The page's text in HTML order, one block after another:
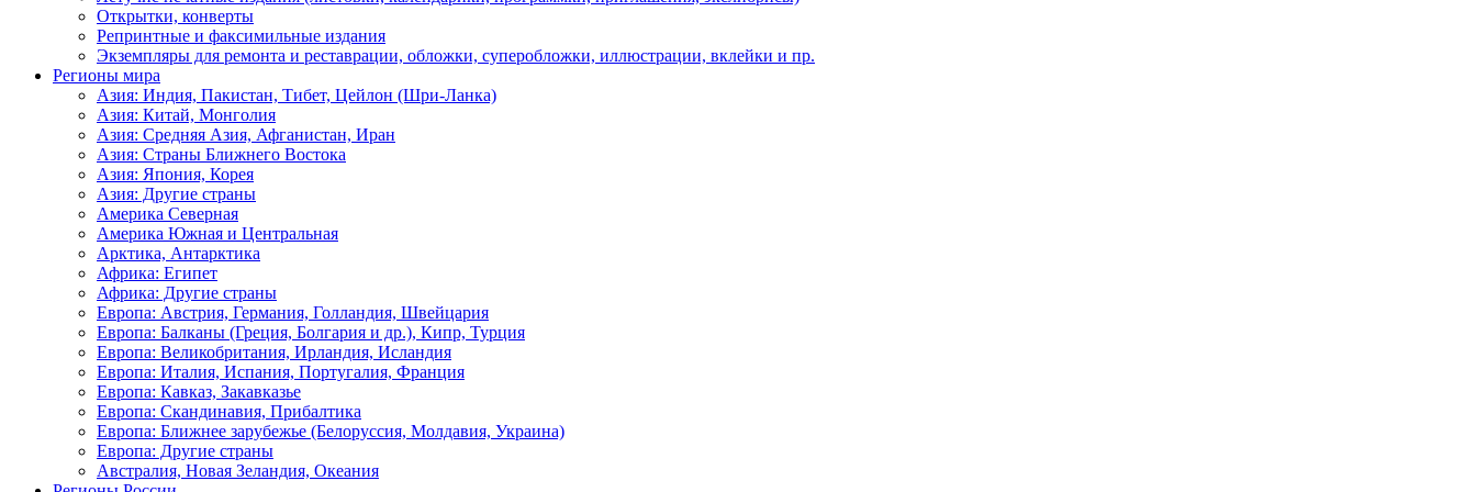
Открытки, конверты
Репринтные и факсимильные издания
Экземпляры для ремонта и реставрации, обложки, суперобложки, иллюстрации, вклейки и пр.
Регионы мира
Азия: Индия, Пакистан, Тибет, Цейлон (Шри-Ланка)
Азия: Китай, Монголия
Азия: Средняя Азия, Афганистан, Иран
Азия: Страны Ближнего Востока
Азия: Япония, Корея
Азия: Другие страны
Америка Северная
Америка Южная и Центральная
Арктика, Антарктика
Африка: Египет
Африка: Другие страны
Европа: Австрия, Германия, Голландия, Швейцария
Европа: Балканы (Греция, Болгария и др.), Кипр, Турция
Европа: Великобритания, Ирландия, Исландия
Европа: Италия, Испания, Португалия, Франция
Европа: Кавказ, Закавказье
Европа: Скандинавия, Прибалтика
Европа: Ближнее зарубежье (Белоруссия, Молдавия, Украина)
Европа: Другие страны
Австралия, Новая Зеландия, Океания